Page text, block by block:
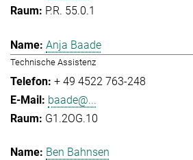
P.R. 55.0.1
Anja Baade
Technische Assistenz
+ 49 4522 763-248
baade@...
G1.2OG.10
Ben Bahnsen